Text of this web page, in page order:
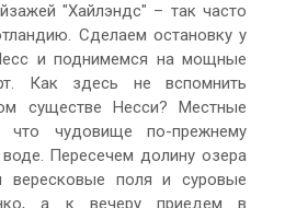
"Хайлэндс" – так часто
Сделаем остановку у
и поднимемся на мощные
Как здесь не вспомнить
существе Несси? Местные
что чудовище по-прежнему
Пересечем долину озера
поля и суровые
а к вечеру приедем в